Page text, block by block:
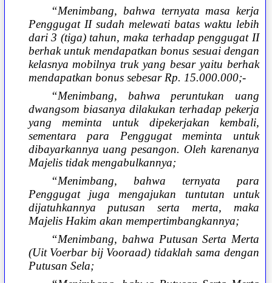
“Menimbang, bahwa ternyata masa kerja
Penggugat II sudah melewati batas waktu lebih
dari 3 (tiga) tahun, maka terhadap penggugat II
berhak untuk mendapatkan bonus sesuai dengan
kelasnya mobilnya truk yang besar yaitu berhak
mendapatkan bonus sebesar Rp. 15.000.000;-
“Menimbang, bahwa peruntukan uang
dwangsom biasanya dilakukan terhadap pekerja
yang meminta untuk dipekerjakan kembali,
sementara para Penggugat meminta untuk
dibayarkannya uang pesangon. Oleh karenanya
Majelis tidak mengabulkannya;
“Menimbang, bahwa ternyata para
Penggugat juga mengajukan tuntutan untuk
dijatuhkannya putusan serta merta, maka
Majelis Hakim akan mempertimbangkannya;
“Menimbang, bahwa Putusan Serta Merta
(Uit Voerbar bij Vooraad) tidaklah sama dengan
Putusan Sela;